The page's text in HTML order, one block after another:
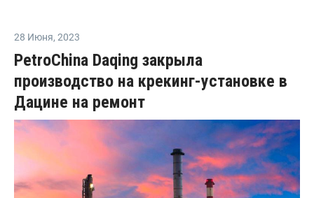
28 Июня, 2023
PetroChina Daqing закрыла
производство на крекинг-установке в
Дацине на ремонт